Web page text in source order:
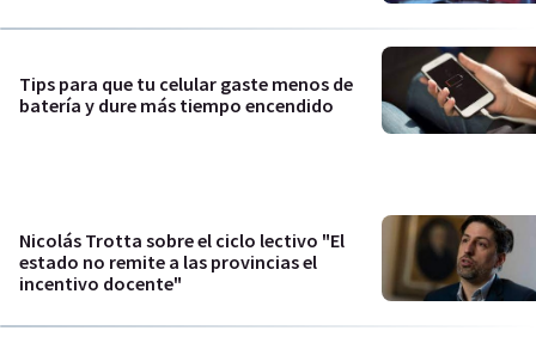
Tips para que tu celular gaste menos de
batería y dure más tiempo encendido
Nicolás Trotta sobre el ciclo lectivo "El
estado no remite a las provincias el
incentivo docente"